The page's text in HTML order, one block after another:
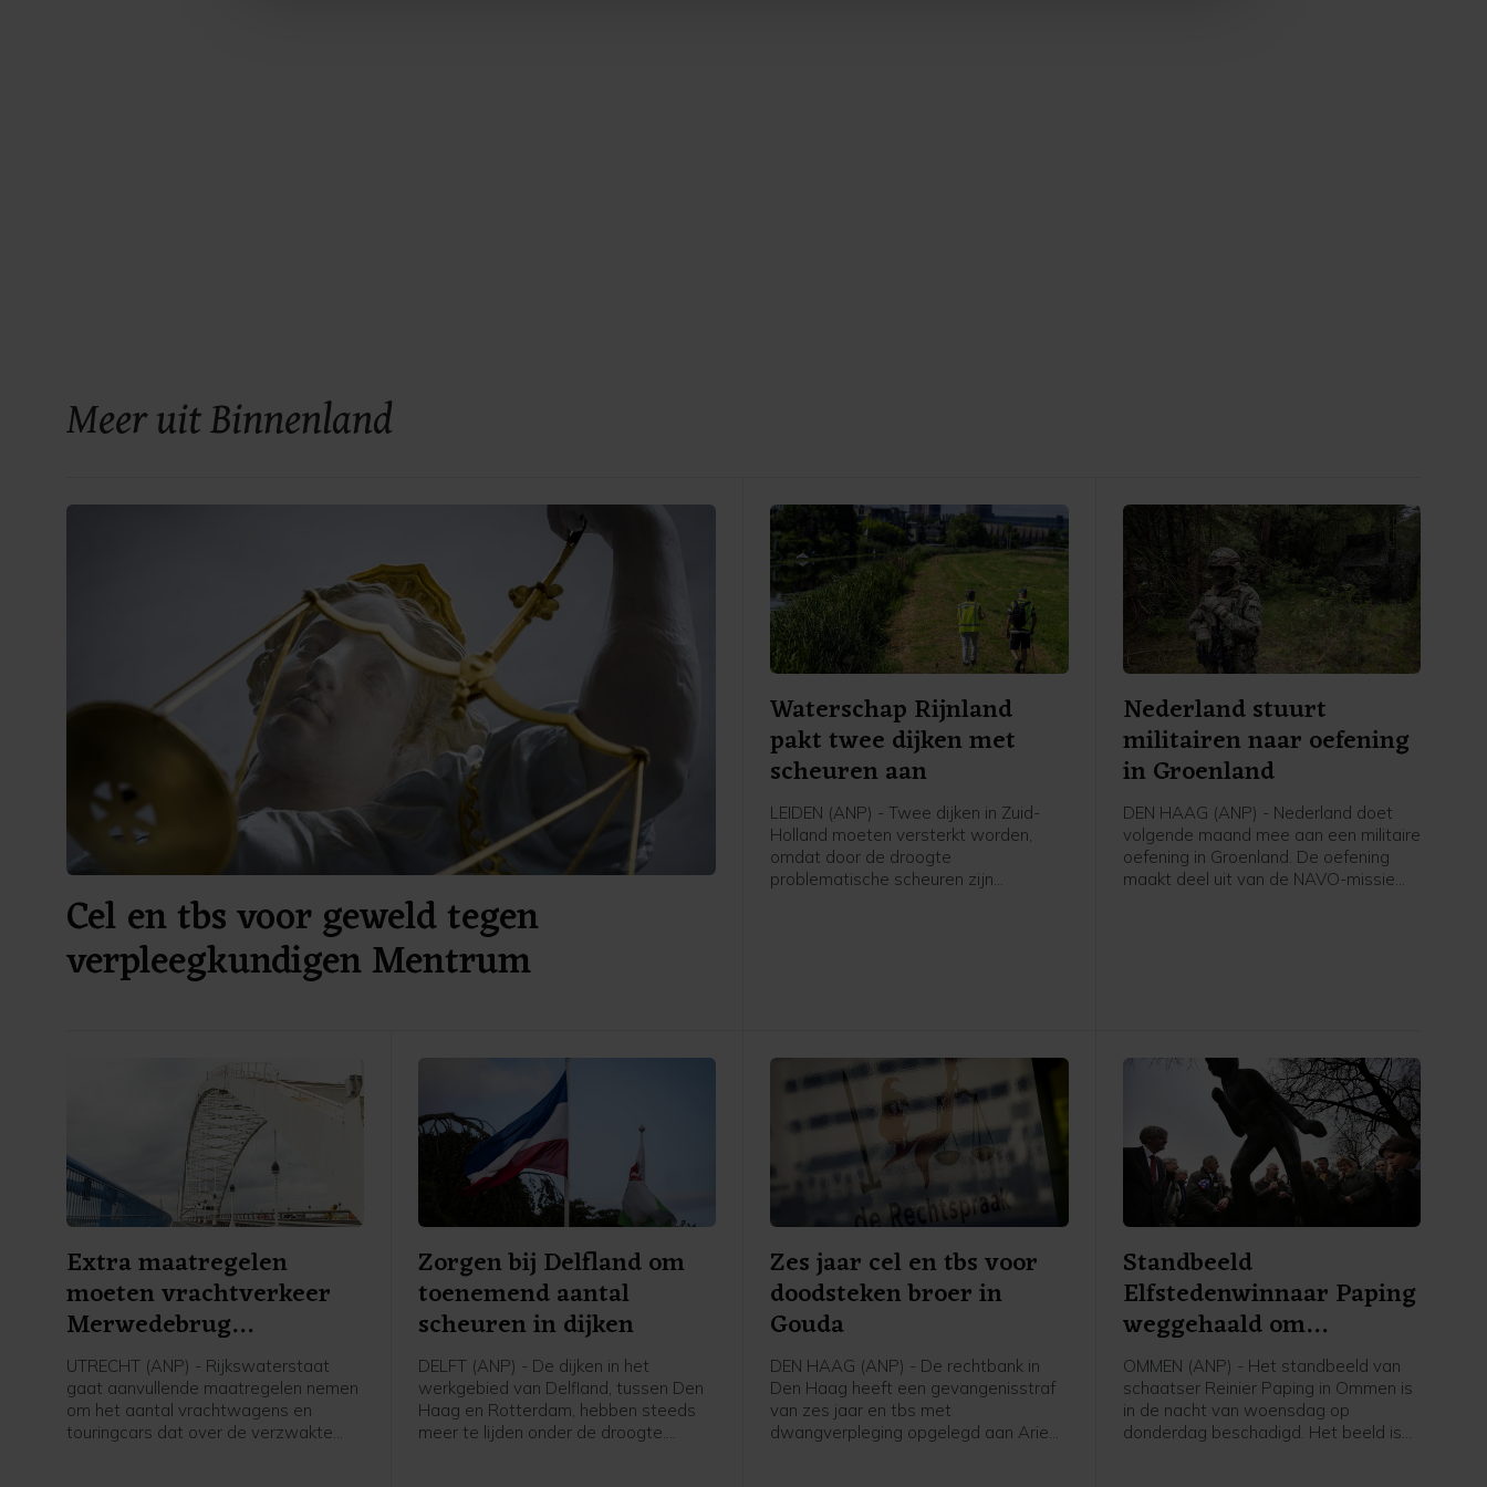
Meer uit Binnenland
Cel en tbs voor geweld tegen
verpleegkundigen Mentrum
Waterschap Rijnland
pakt twee dijken met
scheuren aan
LEIDEN (ANP) - Twee dijken in Zuid-
Holland moeten versterkt worden,
omdat door de droogte
problematische scheuren zijn
Nederland stuurt
militairen naar oefening
in Groenland
DEN HAAG (ANP) - Nederland doet
volgende maand mee aan een militaire
oefening in Groenland. De oefening
maakt deel uit van de NAVO-missie
Extra maatregelen
moeten vrachtverkeer
Merwedebrug
terugdringen
UTRECHT (ANP) - Rijkswaterstaat
gaat aanvullende maatregelen nemen
om het aantal vrachtwagens en
touringcars dat over de verzwakte
Zorgen bij Delfland om
toenemend aantal
scheuren in dijken
DELFT (ANP) - De dijken in het
werkgebied van Delfland, tussen Den
Haag en Rotterdam, hebben steeds
meer te lijden onder de droogte.
Zes jaar cel en tbs voor
doodsteken broer in
Gouda
DEN HAAG (ANP) - De rechtbank in
Den Haag heeft een gevangenisstraf
van zes jaar en tbs met
dwangverpleging opgelegd aan Arie
Standbeeld
Elfstedenwinnaar Paping
weggehaald om
beschadigingen
OMMEN (ANP) - Het standbeeld van
schaatser Reinier Paping in Ommen is
in de nacht van woensdag op
donderdag beschadigd. Het beeld is